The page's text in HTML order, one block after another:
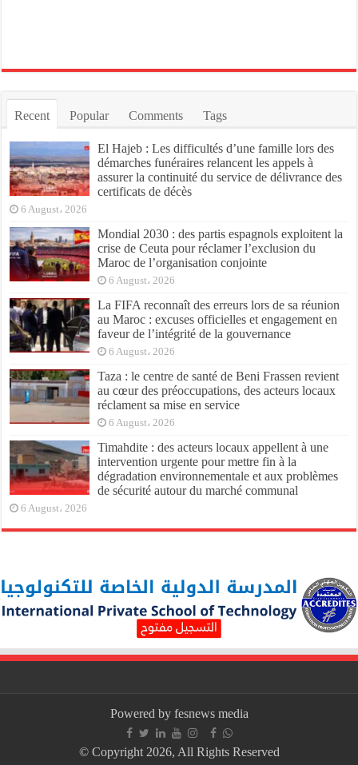
Recent Popular Comments Tags
El Hajeb : Les difficultés d’une famille lors des
démarches funéraires relancent les appels à
assurer la continuité du service de délivrance des
certificats de décès
6 August، 2026
Mondial 2030 : des partis espagnols exploitent la
crise de Ceuta pour réclamer l’exclusion du
Maroc de l’organisation conjointe
6 August، 2026
La FIFA reconnaît des erreurs lors de sa réunion
au Maroc : excuses officielles et engagement en
faveur de l’intégrité de la gouvernance
6 August، 2026
Taza : le centre de santé de Beni Frassen revient
au cœur des préoccupations, des acteurs locaux
réclament sa mise en service
6 August، 2026
Timahdite : des acteurs locaux appellent à une
intervention urgente pour mettre fin à la
dégradation environnementale et aux problèmes
de sécurité autour du marché communal
6 August، 2026
Powered by fesnews media
© Copyright 2026, All Rights Reserved